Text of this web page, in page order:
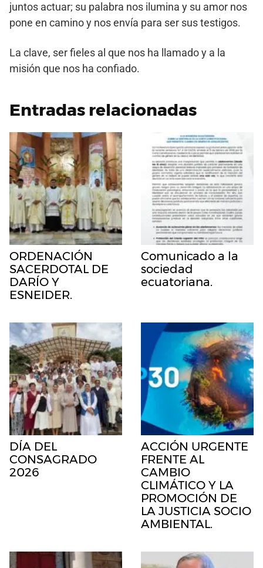
juntos actuar; su palabra nos ilumina y su amor nos
pone en camino y nos envía para ser sus testigos.
La clave, ser fieles al que nos ha llamado y a la
misión que nos ha confiado.
Entradas relacionadas
ORDENACIÓN
SACERDOTAL DE
DARÍO Y
ESNEIDER.
Comunicado a la
sociedad
ecuatoriana.
DÍA DEL
CONSAGRADO
2026
ACCIÓN URGENTE
FRENTE AL
CAMBIO
CLIMÁTICO Y LA
PROMOCIÓN DE
LA JUSTICIA SOCIO
AMBIENTAL.